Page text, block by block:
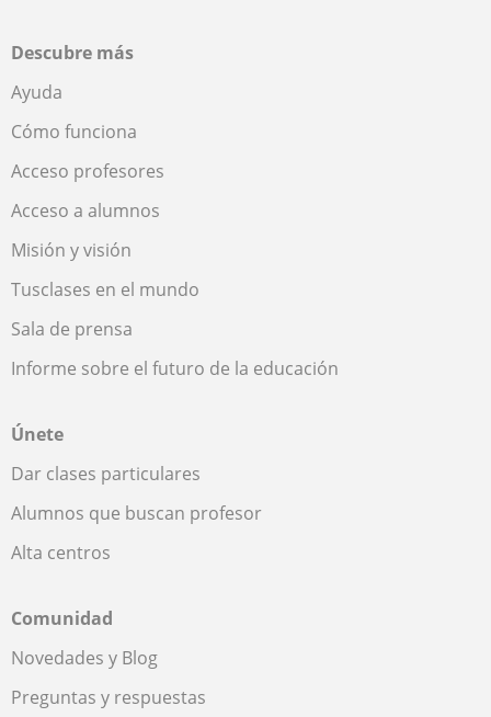
Descubre más
Ayuda
Cómo funciona
Acceso profesores
Acceso a alumnos
Misión y visión
Tusclases en el mundo
Sala de prensa
Informe sobre el futuro de la educación
Únete
Dar clases particulares
Alumnos que buscan profesor
Alta centros
Comunidad
Novedades y Blog
Preguntas y respuestas